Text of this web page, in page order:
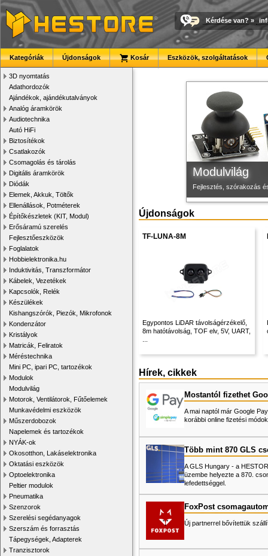
Kérdése van? »
Kategóriák Újdonságok Kosár Eszközök, szolgáltatások
3D nyomtatás
Adathordozók
Ajándékok, ajándékutalványok
Analóg áramkörök
Audiotechnika
Autó HiFi
Biztosítékok
Csatlakozók
Csomagolás és tárolás
Digitális áramkörök
Diódák
Elemek, Akkuk, Töltők
Ellenállások, Potméterek
Építőkészletek (KIT, Modul)
Erősáramú szerelés
Fejlesztőeszközök
Foglalatok
Hobbielektronika.hu
Induktivitás, Transzformátor
Kábelek, Vezetékek
Kapcsolók, Relék
Készülékek
Kishangszórók, Piezók, Mikrofonok
Kondenzátor
Kristályok
Matricák, Feliratok
Méréstechnika
Mini PC, ipari PC, tartozékok
Modulok
Modulvilág
Motorok, Ventilátorok, Fűtőelemek
Munkavédelmi eszközök
Műszerdobozok
Napelemek és tartozékok
NYÁK-ok
Okosotthon, Lakáselektronika
Oktatási eszközök
Optoelektronika
Peltier modulok
Pneumatika
Szenzorok
Szerelési segédanyagok
Szerszám és forrasztás
Tápegységek, Adapterek
Tranzisztorok
Modulvilág
Fejlesztés, szórakozás
Új PLA
Megbízható
3D nyomtató
Újdonságok
TF-LUNA-8M
Egypontos LiDAR távolságérzékelő,
8m hatótávolság, TOF elv, 5V, UART,
Hírek, cikkek
Mostantól fizethet
A mai naptól már Google
korábbi online fizetési
Több mint 870 GLS
A GLS Hungary - a
üzembe helyezte a 870.
lefedettséggel.
FoxPost
Új partnerrel bővítettük